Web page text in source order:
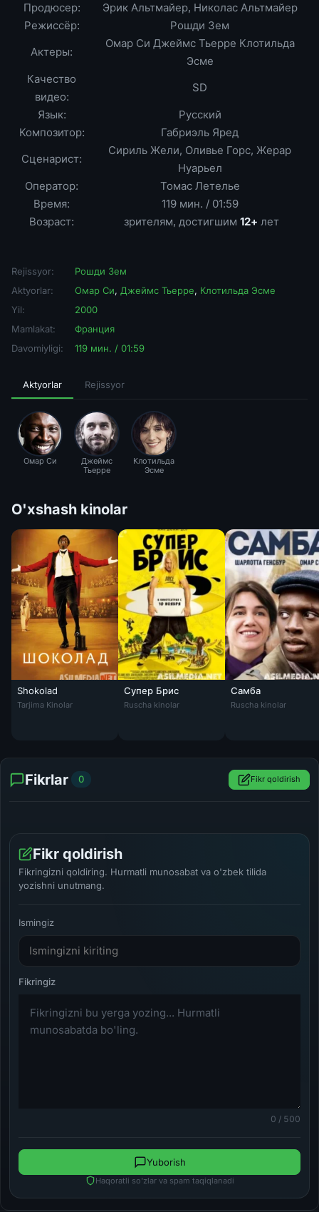
Продюсер:
Эрик Альтмайер, Николас Альтмайер
Режиссёр:
Рошди Зем
Актеры:
Омар Си Джеймс Тьерре Клотильда
Эсме
Качество
видео:
SD
Язык:
Русский
Композитор:
Габриэль Яред
Сценарист:
Сириль Жели, Оливье Горс, Жерар
Нуарьел
Оператор:
Томас Летелье
Время:
119 мин. / 01:59
Возраст:
зрителям, достигшим 12+ лет
Rejissyor:
Рошди Зем
Aktyorlar:
Омар Си, Джеймс Тьерре, Клотильда Эсме
Yil:
2000
Mamlakat:
Франция
Davomiyligi:
119 мин. / 01:59
Aktyorlar Rejissyor
Омар Си
Джеймс
Тьерре
Клотильда
Эсме
O'xshash kinolar
Shokolad
Shokolad / Ikki masxaraboz Uzbek tilida 2015 O'zbekcha tarjima kino
Tarjima Kinolar
Супер Брис
Ruscha kinolar
Самба
Ruscha kinolar
Fikrlar 0 Fikr qoldirish
Fikr qoldirish
Fikringizni qoldiring. Hurmatli munosabat va o'zbek tilida
yozishni unutmang.
Ismingiz
0 / 500
Haqoratli so'zlar va spam taqiqlanadi
Yuborish